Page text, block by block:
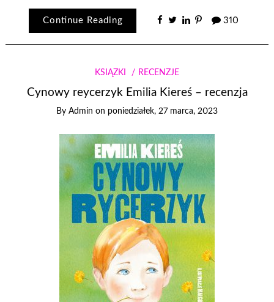
Continue Reading 310
KSIĄŻKI RECENZJE
Cynowy reycerzyk Emilia Kiereś – recenzja
By Admin on poniedziałek, 27 marca, 2023